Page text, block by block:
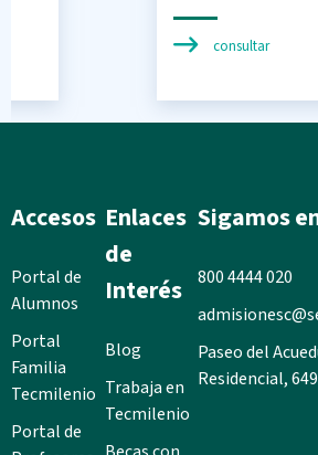
consultar
Accesos
Portal de
Alumnos
Portal
Familia
Tecmilenio
Portal de
Enlaces
de
Interés
Blog
Trabaja en
Tecmilenio
Sigamos
800 4444 020
Paseo del
Residencial,